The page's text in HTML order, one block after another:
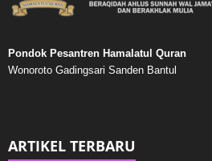
Pondok Pesantren Hamalatul Quran
Wonoroto Gadingsari Sanden Bantul
ARTIKEL TERBARU